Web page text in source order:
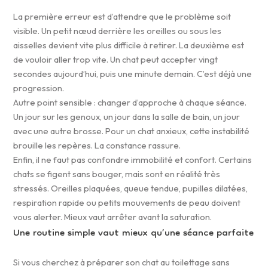
La première erreur est d’attendre que le problème soit
visible. Un petit nœud derrière les oreilles ou sous les
aisselles devient vite plus difficile à retirer. La deuxième est
de vouloir aller trop vite. Un chat peut accepter vingt
secondes aujourd’hui, puis une minute demain. C’est déjà une
progression.
Autre point sensible : changer d’approche à chaque séance.
Un jour sur les genoux, un jour dans la salle de bain, un jour
avec une autre brosse. Pour un chat anxieux, cette instabilité
brouille les repères. La constance rassure.
Enfin, il ne faut pas confondre immobilité et confort. Certains
chats se figent sans bouger, mais sont en réalité très
stressés. Oreilles plaquées, queue tendue, pupilles dilatées,
respiration rapide ou petits mouvements de peau doivent
vous alerter. Mieux vaut arrêter avant la saturation.
Une routine simple vaut mieux qu’une séance parfaite
Si vous cherchez à préparer son chat au toilettage sans